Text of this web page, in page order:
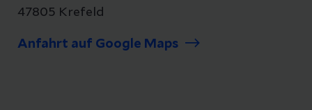
47805 Krefeld
Anfahrt auf Google Maps